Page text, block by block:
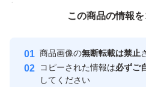
付与しています
安心取引出品者
心
取引実績
この商品の情報
商品画像の無断転載は禁止
コピーされた情報は必ずご
してください
この商品をみている人にオスス